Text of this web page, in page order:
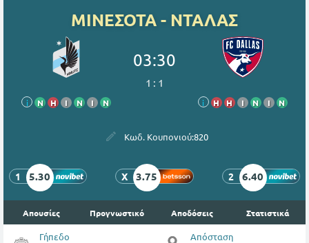
ΜΙΝΕΣΟΤΑ - ΝΤΑΛΑΣ
i Ν Η Ι Ν Ι Ν
03:30
1 : 1
i Η Η Ι Ν Ι Ν
Κωδ. Κουπονιού:820
1 5.30 X 3.75 2 6.40
Απουσίες Προγνωστικό Αποδόσεις Στατιστικά
Γήπεδο
Απόσταση